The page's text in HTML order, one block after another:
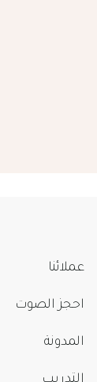
عملائنا
احجز الصوت
المدونة